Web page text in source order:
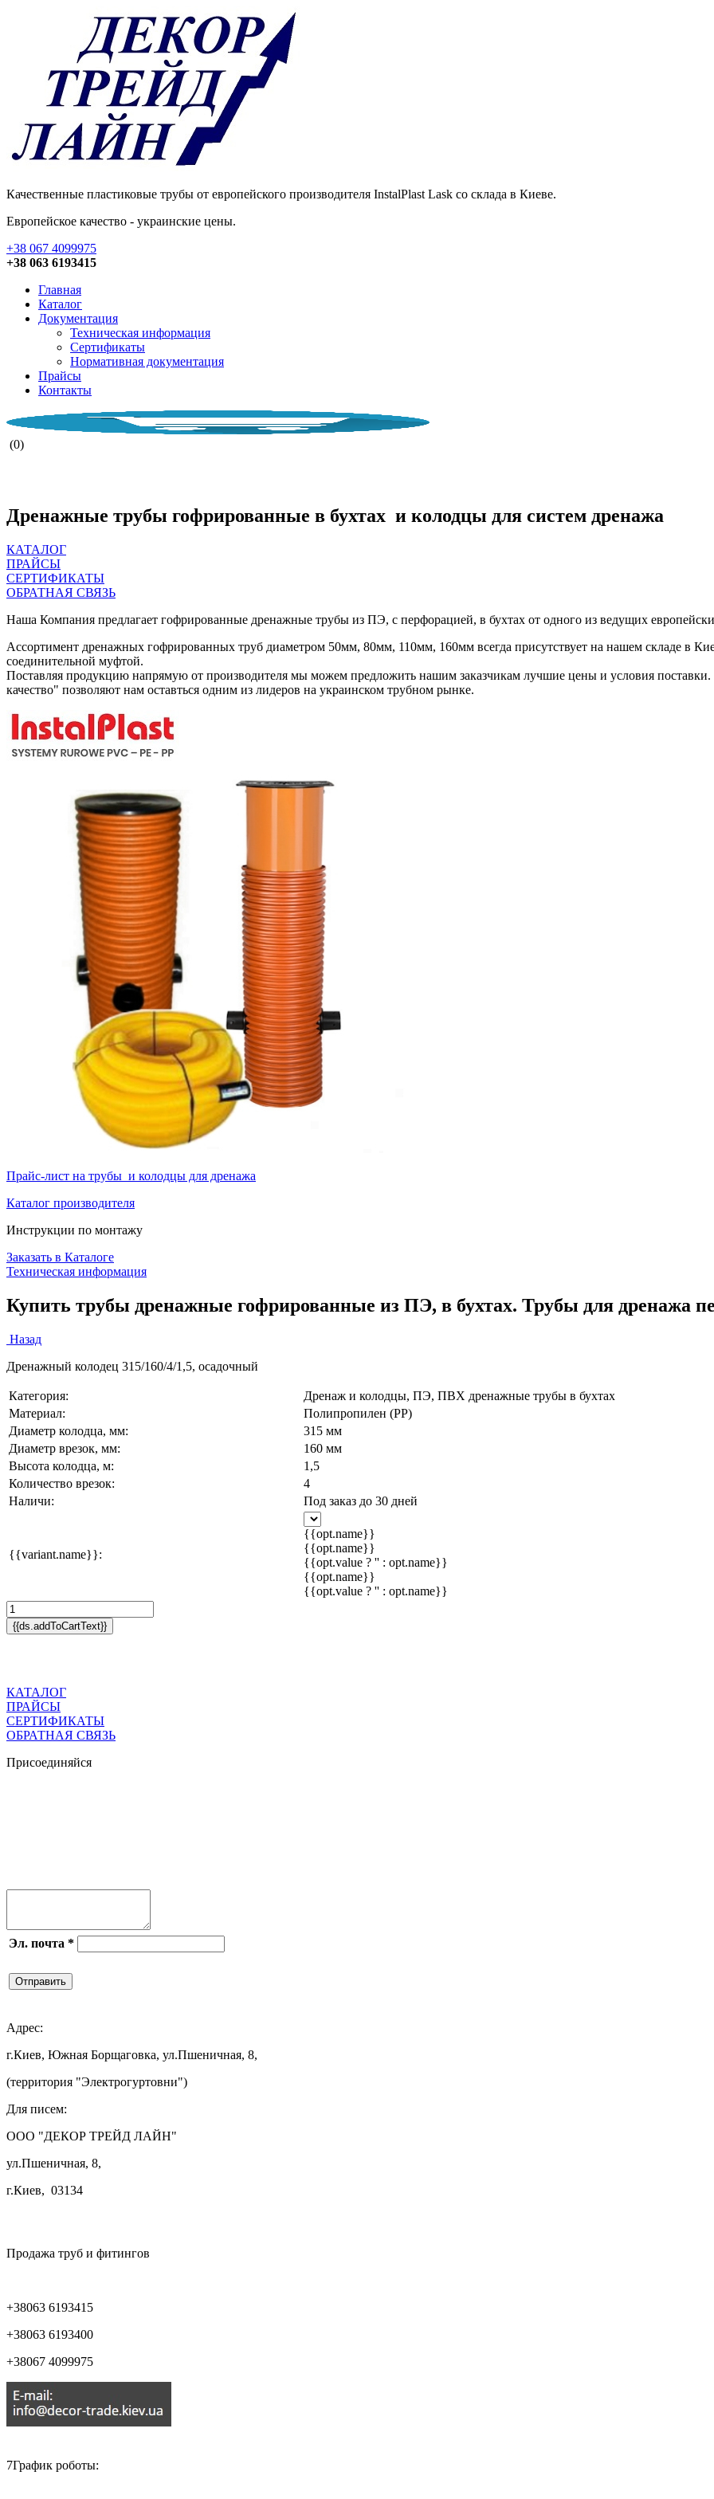
Качественные пластиковые трубы от европейского производителя InstalPlast Lask со склада в Киеве.
Европейское качество - украинские цены.
+38 067 4099975
+38 063 6193415
Главная
Каталог
Документация
Техническая информация
Сертификаты
Нормативная документация
Прайсы
Контакты
(0)
Дренажные трубы гофрированные в бухтах и колодцы для систем дренажа
КАТАЛОГ
ПРАЙСЫ
СЕРТИФИКАТЫ
ОБРАТНАЯ СВЯЗЬ
Наша Компания предлагает гофрированные дренажные трубы из ПЭ, с перфорацией, в бухтах от одного из ведущих
Ассортимент дренажных гофрированных труб диаметром 50мм, 80мм, 110мм, 160мм всегда присутствует на нашем складе в
соединительной муфтой.
Поставляя продукцию напрямую от производителя мы можем предложить нашим заказчикам лучшие цены и условия
качество" позволяют нам оставться одним из лидеров на украинском трубном рынке.
Прайс-лист на трубы и колодцы для дренажа
Каталог производителя
Инструкции по монтажу
Заказать в Каталоге
Техническая информация
Купить трубы дренажные гофрированные из ПЭ, в бухтах. Трубы для дренажа
Назад
Дренажный колодец 315/160/4/1,5, осадочный
Категория:
Дренаж и колодцы, ПЭ, ПВХ дренажные трубы в бухтах
Материал:
Полипропилен (PP)
Диаметр колодца, мм:
315 мм
Диаметр врезок, мм:
160 мм
Высота колодца, м:
1,5
Количество врезок:
4
Наличи:
Под заказ до 30 дней
{{variant.name}}:
{{opt.name}}
{{opt.name}}
{{opt.value ? '' : opt.name}}
{{opt.name}}
{{opt.value ? '' : opt.name}}
{{ds.addToCartText}}
КАТАЛОГ
ПРАЙСЫ
СЕРТИФИКАТЫ
ОБРАТНАЯ СВЯЗЬ
Присоединяйся
Эл. почта *
Отправить
Адрес:
г.Киев, Южная Борщаговка, ул.Пшеничная, 8,
(территория "Электрогуртовни")
Для писем:
ООО "ДЕКОР ТРЕЙД ЛАЙН"
ул.Пшеничная, 8,
г.Киев, 03134
Продажа труб и фитингов
+38063 6193415
+38063 6193400
+38067 4099975
7График роботы: